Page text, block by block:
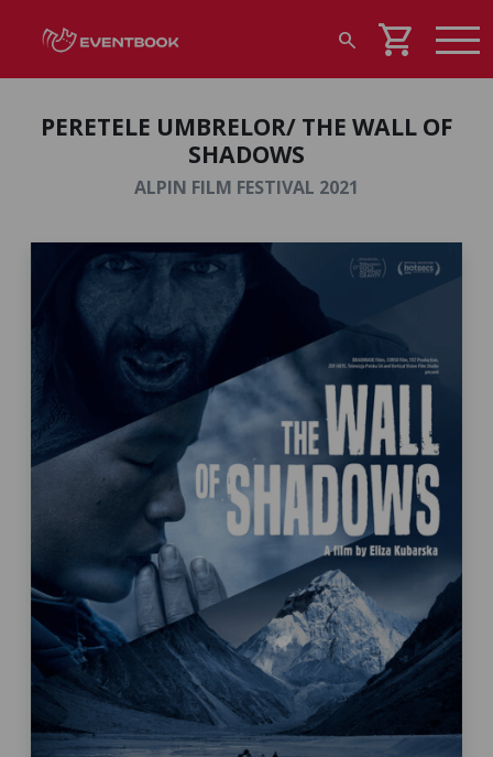
search shopping_cart
PERETELE UMBRELOR/ THE WALL OF
SHADOWS
ALPIN FILM FESTIVAL 2021